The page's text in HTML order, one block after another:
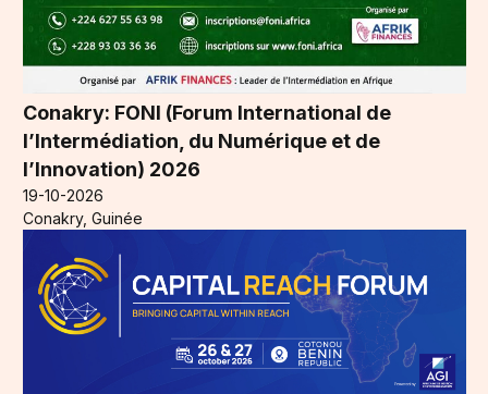
Conakry: FONI (Forum International de
l’Intermédiation, du Numérique et de
l’Innovation) 2026
19-10-2026
Conakry, Guinée